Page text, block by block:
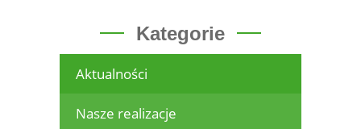
Kategorie
Aktualności
Nasze realizacje